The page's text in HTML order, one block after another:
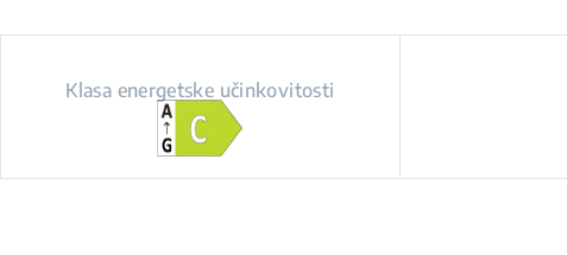
Klasa energetske učinkovitosti